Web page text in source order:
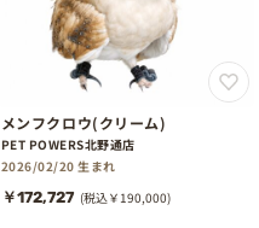
メンフクロウ(クリーム)
PET POWERS北野通店
2026/02/20 生まれ
￥172,727 (税込￥190,000)